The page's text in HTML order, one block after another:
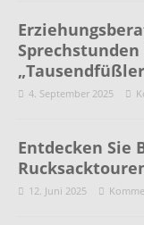
4. September 2025
Entdecken Sie
12. Juni 2025